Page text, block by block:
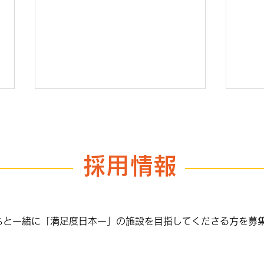
って来る
採用情報
と一緒に「満足度日本一」の施設を目指してくださる方を募